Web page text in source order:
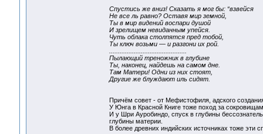
Спустись же вниз! Сказать я мог бы: “взвейся
Не все ль равно? Оставя мир земной,
Ты в мир видений воспари душой
И зрелищем невиданным упейся.
Чуть облака столпятся пред тобой,
Ты ключ возьми — и разгони их рой.
Пылающий треножник в глубине
Ты, наконец, найдешь на самом дне.
Там Матери! Одни из них стоят,
Другие же блуждают иль сидят.
Причём совет - от Мефистофиля, адского
У Юнга в Красной Книге тоже поход за
И у Шри Ауробиндо, спуск в глубины
глубины материи.
В более древних индийских источниках тоже эти